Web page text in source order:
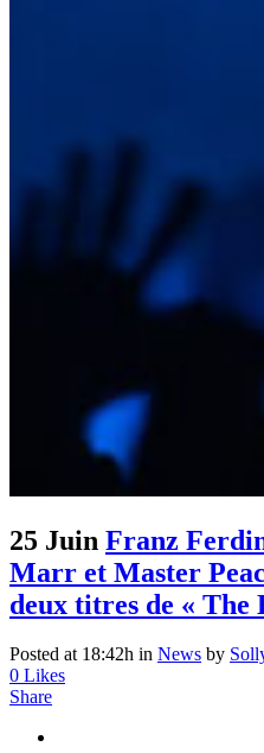
25 Juin Franz
Marr et Master
deux titres de « The
Posted at 18:42h in News by
0 Likes
Share